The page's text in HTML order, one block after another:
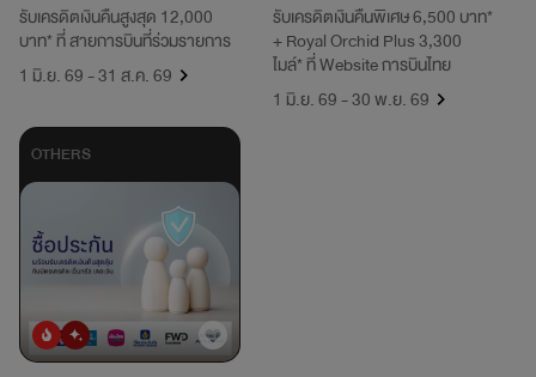
รับเครดิตเงินคืนสูงสุด 12,000
บาท* ที่ สายการบินที่ร่วมรายการ
1 มิ.ย. 69 - 31 ส.ค. 69
รับเครดิตเงินคืนพิเศษ 6,500 บาท*
+ Royal Orchid Plus 3,300
ไมล์* ที่ Website การบินไทย
1 มิ.ย. 69 - 30 พ.ย. 69
OTHERS
ยอดนิยมมาใหม่